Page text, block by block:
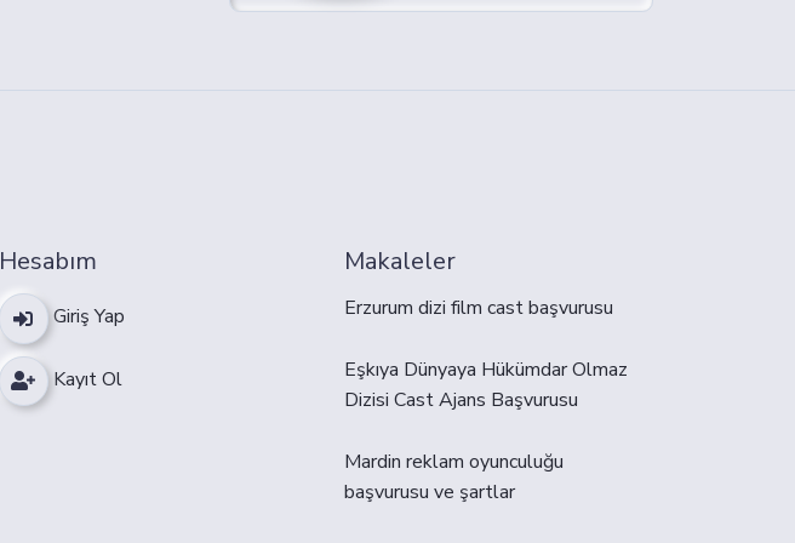
Hesabım
Giriş Yap
Kayıt Ol
Makaleler
Erzurum dizi film cast başvurusu
Eşkıya Dünyaya Hükümdar Olmaz
Dizisi Cast Ajans Başvurusu
Mardin reklam oyunculuğu
başvurusu ve şartlar